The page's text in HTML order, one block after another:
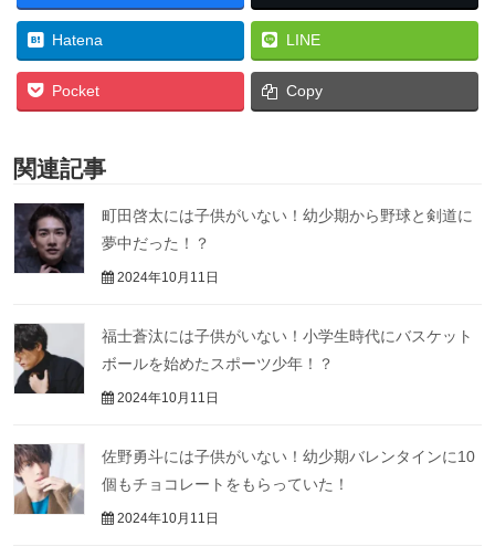
Hatena LINE
Pocket Copy
関連記事
町田啓太には子供がいない！幼少期から野球と剣道に
夢中だった！？
2024年10月11日
福士蒼汰には子供がいない！小学生時代にバスケット
ボールを始めたスポーツ少年！？
2024年10月11日
佐野勇斗には子供がいない！幼少期バレンタインに10
個もチョコレートをもらっていた！
2024年10月11日